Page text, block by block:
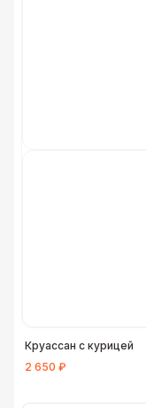
Круассан с курицей
2 650 ₽